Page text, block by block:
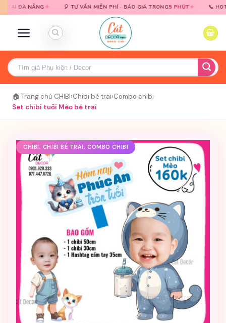
qua
qua
✦ 🎈 TƯ VẤN MIỄN PHÍ · BÁO GIÁ TRONG5 PHÚT✦ 📞 HOTLINE 0931
Tìm
kiếm:
🏠 Trang chủ CHIBI›Chibi bé trai›Combo chibi
Set chibi tuổi Mèo bé trai
CHIBI, CHIBI BÉ TRAI, COMBO CHIBI